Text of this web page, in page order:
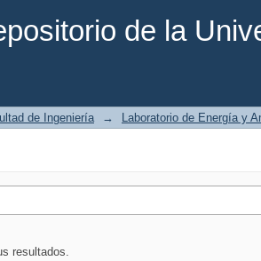
de la
de Ingeniería → Laboratorio de Energía y
resultados.